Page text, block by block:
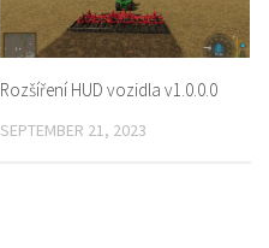
Rozšíření HUD vozidla v1.0.0.0
SEPTEMBER 21, 2023